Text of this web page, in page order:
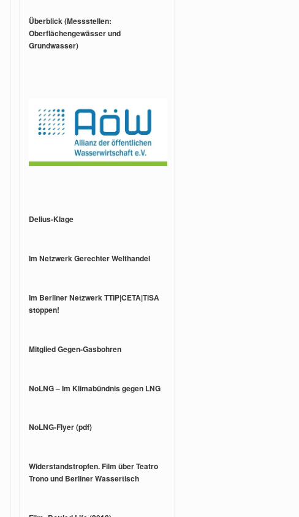
Überblick (Messstellen:
Oberflächengewässer und
Grundwasser)
Delius-Klage
Im Netzwerk Gerechter Welthandel
Im Berliner Netzwerk TTIP|CETA|TiSA
stoppen!
Mitglied Gegen-Gasbohren
NoLNG – Im Klimabündnis gegen LNG
NoLNG-Flyer (pdf)
Widerstandstropfen. Film über Teatro
Trono und Berliner Wassertisch